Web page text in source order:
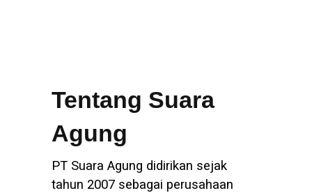
Tentang Suara
Agung
PT Suara Agung didirikan sejak
tahun 2007 sebagai perusahaan